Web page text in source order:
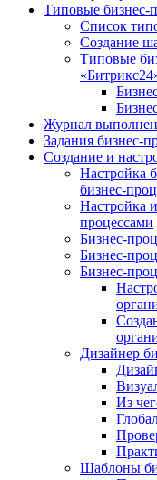
Типовые бизнес-
Список
Создание
Типовые
Журнал
Задания бизнес-
Создание и
Настройка
бизнес-
Настройка
процессами
Бизнес-
Бизнес-
Бизнес-
Дизайнер
Из
Шаблоны